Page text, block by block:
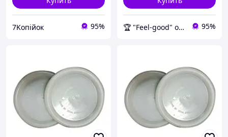
7Koпійок 95% 🏆 "Feel-good" онлайн-магазин 95%